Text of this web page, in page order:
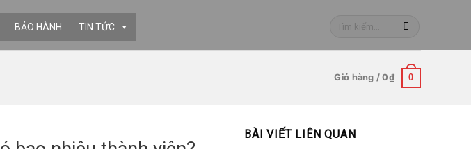
BẢO HÀNH TIN TỨC
Tìm
Giỏ hàng /0₫ 0
BÀI VIẾT LIÊN QUAN